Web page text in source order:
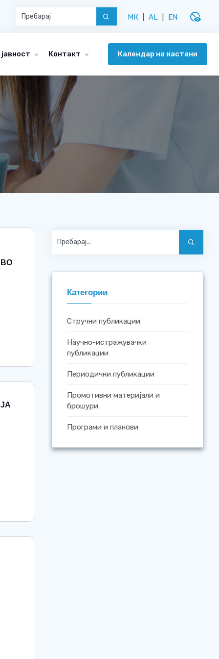
МК AL EN disabled_visible
Контакт Календар на настани
Категории
Стручни публикации
Научно-истражувачки
публикации
Периодични публикации
Промотивни материјали и
брошури
Програми и планови